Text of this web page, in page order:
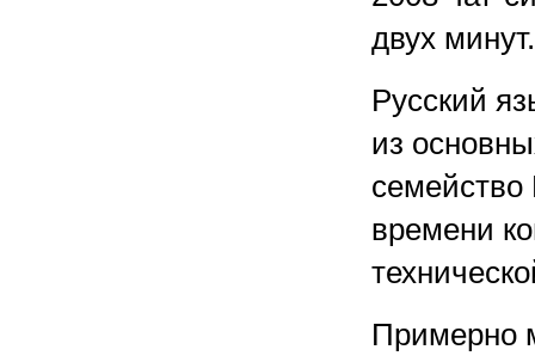
двух минут.
Русский
из
семейство
времени
Примерно